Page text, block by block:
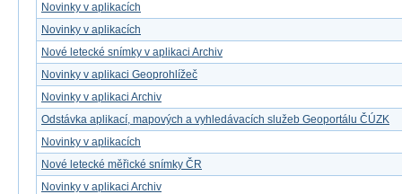
Novinky v aplikacích
Novinky v aplikacích
Nové letecké snímky v aplikaci Archiv
Novinky v aplikaci Geoprohlížeč
Novinky v aplikaci Archiv
Odstávka aplikací, mapových a vyhledávacích služeb Geoportálu ČÚZK
Novinky v aplikacích
Nové letecké měřické snímky ČR
Novinky v aplikaci Archiv